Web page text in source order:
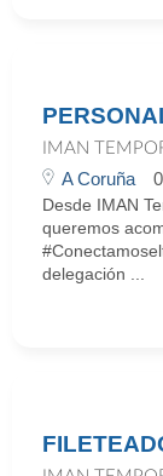
IMAN
A Coruña
Desde IMAN
queremos
delegación ...